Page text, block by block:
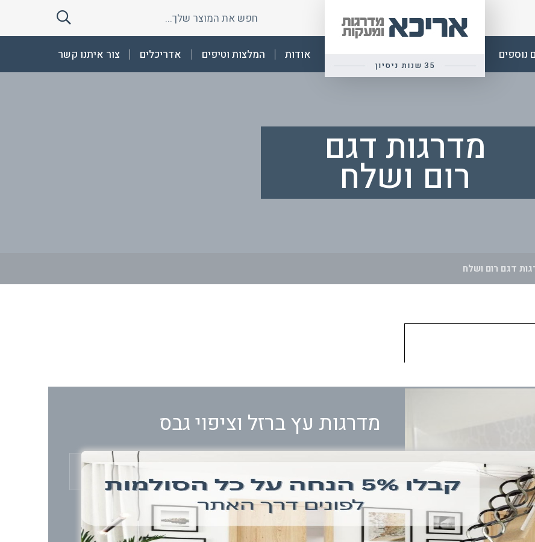
חפש
שלך
חפש
את
המוצר
אריכא
נוספים אודות המלצות וטיפים אדריכלים צור איתנו קשר
מדרגות דגם
רום ושלח
דגם רום ושלח
מדרגות עץ ברזל וציפוי גבס
רום ושלח
חומר
עץ, ברזל
גרם מדרגות רום ושלח הינו גרם מדרגות מהודר המעוצב בפשטות
מינימליסטית.